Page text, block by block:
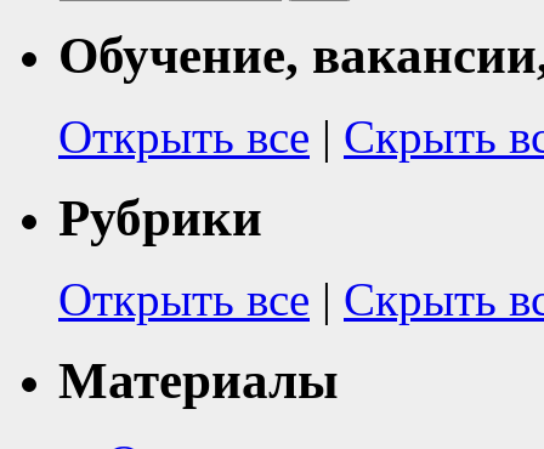
Обучение,
Открыть все | Скрыть
Рубрики
Открыть все | Скрыть
Материалы